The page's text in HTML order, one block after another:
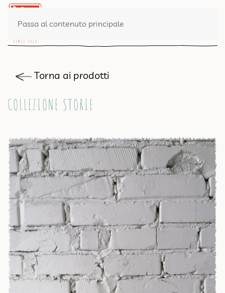
Passa al contenuto principale
Torna ai prodotti
COLLEZIONE STORIE